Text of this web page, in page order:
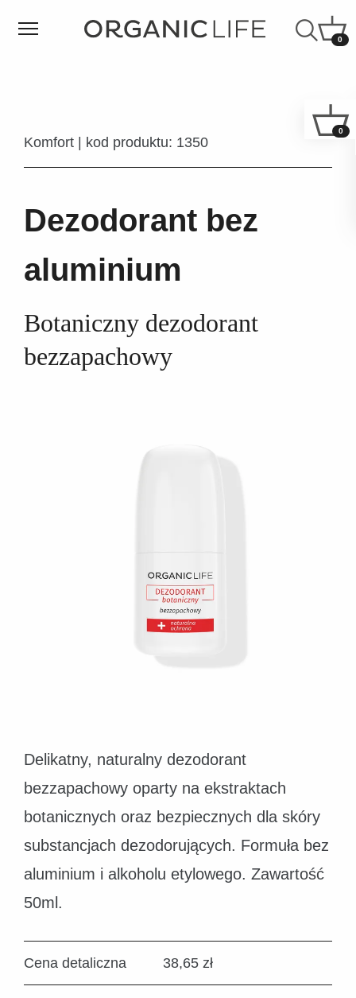
0
0
Komfort | kod produktu: 1350
Dezodorant bez
aluminium
Botaniczny dezodorant
bezzapachowy
Delikatny, naturalny dezodorant
bezzapachowy oparty na ekstraktach
botanicznych oraz bezpiecznych dla skóry
substancjach dezodorujących. Formuła bez
aluminium i alkoholu etylowego. Zawartość
50ml.
Cena detaliczna 38,65 zł